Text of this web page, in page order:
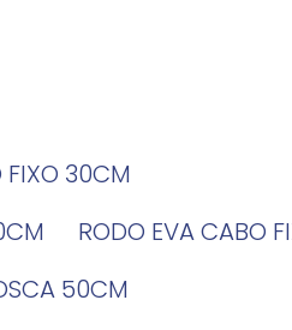
FIXO 30CM
RODO EVA CABO
50CM